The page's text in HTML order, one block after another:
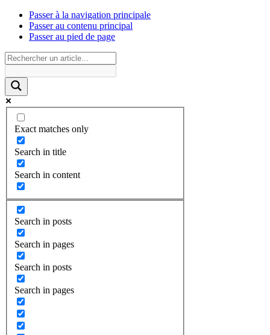
Passer à la navigation principale
Passer au contenu principal
Passer au pied de page
Exact matches only
Search in title
Search in content
Search in posts
Search in pages
Search in posts
Search in pages